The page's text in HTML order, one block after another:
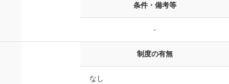
条件・備考等
-
制度の有無
なし